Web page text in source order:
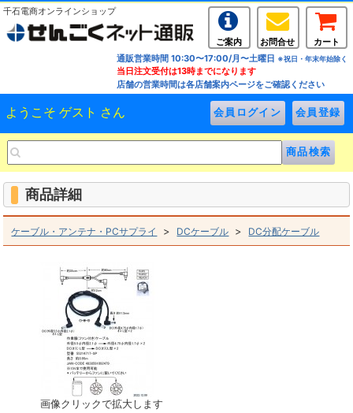
千石電商オンラインショップ
ご案内 お問合せ
カート
通販営業時間 10:30〜17:00/月〜土曜日 ※祝日・年末年始除く
当日注文受付は13時までになります
店舗の営業時間は各店舗案内ページをご確認ください
ようこそ ゲスト さん
商品詳細
ケーブル・アンテナ・PCサプライ > DCケーブル > DC分配ケーブル
画像クリックで拡大します